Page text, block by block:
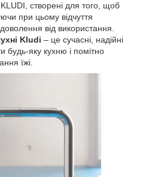
KLUDI, створені для того, щоб
при цьому відчуття
від використання.
Kludi – це сучасні, надійні
будь-яку кухню і помітно
їжі.